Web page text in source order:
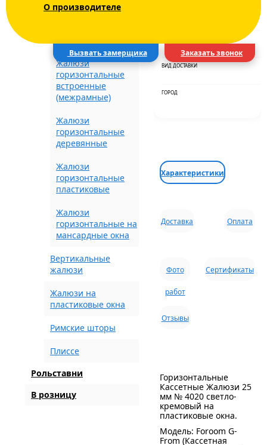
О производителе
Вызвать замерщика Заказать звонок
Жалюзи
горизонтальные
встроенные
(межрамные)
Жалюзи
горизонтальные
деревянные
Жалюзи
горизонтальные
пластиковые
Жалюзи
горизонтальные на
мансардные окна
Вертикальные
жалюзи
Жалюзи на
пластиковые окна
Римские шторы
Плиссе
Рольставни
В розницу
ВИД ДОСТАВКИ
ГОРОД
Характеристики
Доставка Оплата
Фото
работ
Сертификаты
Отзывы
Горизонтальные
Кассетные Жалюзи 25
мм № 4020 светло-
кремовый на
пластиковые окна.
Модель: Foroom G-
From (Кассетная